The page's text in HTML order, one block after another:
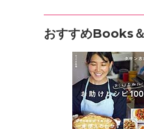
おすすめBooks